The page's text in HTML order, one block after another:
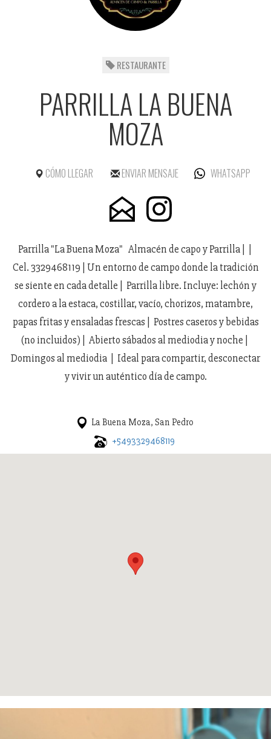
RESTAURANTE
PARRILLA LA BUENA
MOZA
CÓMO LLEGAR ENVIAR MENSAJE WHATSAPP
Parrilla "La Buena Moza" Almacén de capo y Parrilla | |
Cel. 3329468119 | Un entorno de campo donde la tradición
se siente en cada detalle | Parrilla libre. Incluye: lechón y
cordero a la estaca, costillar, vacío, chorizos, matambre,
papas fritas y ensaladas frescas | Postres caseros y bebidas
(no incluidos) | Abierto sábados al mediodia y noche |
Domingos al mediodia | Ideal para compartir, desconectar
y vivir un auténtico día de campo.
La Buena Moza, San Pedro
+5493329468119